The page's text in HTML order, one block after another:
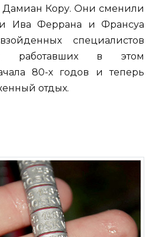
Кору. Они сменили
Ива Феррана и Франсуа
специалистов
работавших в этом
80-х годов и теперь
отдых.